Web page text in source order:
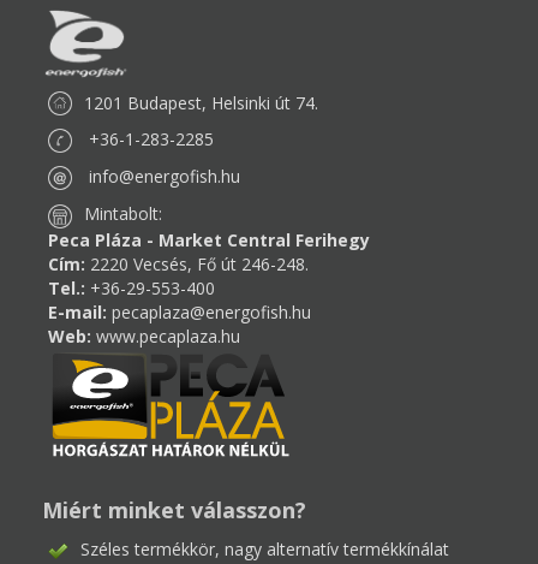
1201 Budapest, Helsinki út 74.
+36-1-283-2285
info@energofish.hu
Mintabolt:
Peca Pláza - Market Central Ferihegy
Cím: 2220 Vecsés, Fő út 246-248.
Tel.: +36-29-553-400
E-mail: pecaplaza@energofish.hu
Web: www.pecaplaza.hu
Miért minket válasszon?
Széles termékkör, nagy alternatív termékkínálat